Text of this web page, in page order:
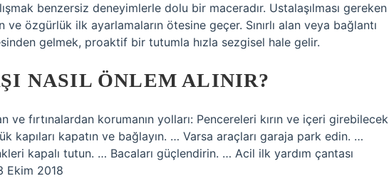
benzersiz deneyimlerle dolu bir maceradır. Ustalaşılması gereken
özgürlük ilk ayarlamaların ötesine geçer. Sınırlı alan veya bağlantı
gelmek, proaktif bir tutumla hızla sezgisel hale gelir.
NASIL ÖNLEM ALINIR?
fırtınalardan korumanın yolları: Pencereleri kırın ve içeri girebilecek
kapıları kapatın ve bağlayın. … Varsa araçları garaja park edin. …
kapalı tutun. … Bacaları güçlendirin. … Acil ilk yardım çantası
Ekim 2018